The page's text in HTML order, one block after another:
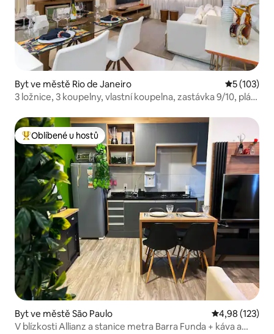
Byt ve městě Rio de Janeiro Průměrné
5 (103)
3 ložnice, 3 koupelny, vlastní koupelna, zastávka 9/10, pláž
Nejlepší v kategorii Oblíbené u hostů
Oblíbené u hostů
Byt ve městě São Paulo Průměrné
4,98 (123)
V blízkosti Allianz a stanice metra Barra Funda + káva a